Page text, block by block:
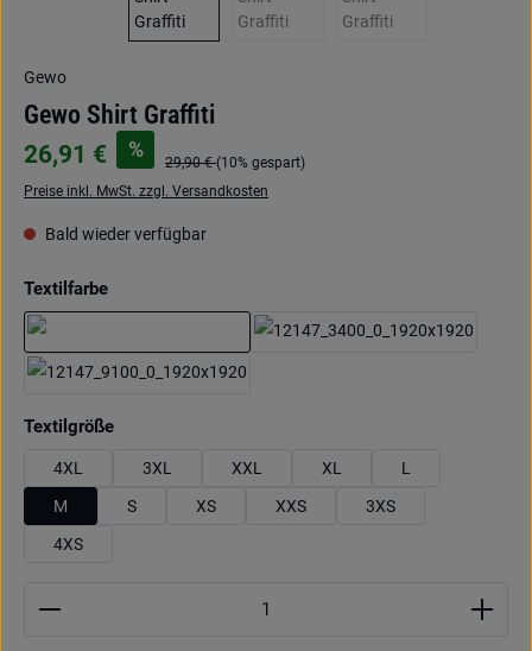
Gewo
Gewo Shirt Graffiti
26,91 € %
29,90 €(10% gespart)
Preise inkl. MwSt. zzgl. Versandkosten
Bald wieder verfügbar
Textilfarbeauswählen
Textilgrößeauswählen
4XL 3XL XXL XL
L
M
S XS XXS
3XS
4XS
Produkt Anzahl: Gib den gewünschten Wert ein